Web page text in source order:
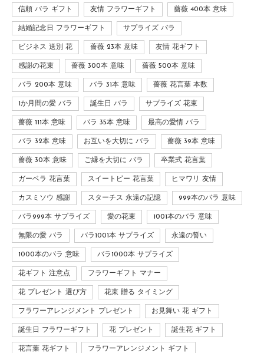
信頼 バラ ギフト 友情 フラワーギフト 薔薇 400本 意味
結婚記念日 フラワーギフト サプライズ バラ
ビジネス 送別 花 薔薇 23本 意味 友情 花ギフト
感謝の花束 薔薇 300本 意味 薔薇 500本 意味
バラ 200本 意味 バラ 31本 意味 薔薇 花言葉 本数
1か月間の愛 バラ 誕生日 バラ サプライズ 花束
薔薇 111本 意味 バラ 35本 意味 最高の愛情 バラ
バラ 32本 意味 お互いを大切に バラ 薔薇 39本 意味
薔薇 30本 意味 ご縁を大切に バラ 卒業式 花言葉
ガーベラ 花言葉 スイートピー 花言葉 ヒマワリ 友情
カスミソウ 感謝 スターチス 永遠の記憶 999本のバラ 意味
バラ999本 サプライズ 愛の花束 1001本のバラ 意味
無限の愛 バラ バラ1001本 サプライズ 永遠の誓い
1000本のバラ 意味 バラ1000本 サプライズ
花ギフト 注意点 フラワーギフト マナー
花 プレゼント 選び方 花束 贈る タイミング
フラワーアレンジメント プレゼント お見舞い 花 ギフト
誕生日 フラワーギフト 花 プレゼント 誕生花 ギフト
花言葉 花ギフト フラワーアレンジメント ギフト